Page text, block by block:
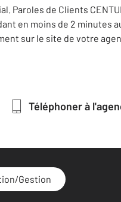
Paroles de Clients
en moins de 2 minutes
sur le site de votre
Téléphoner à
Gestion